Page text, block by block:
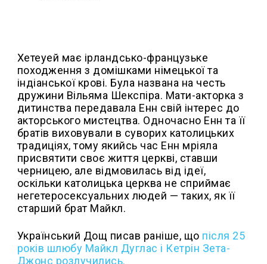
Хетеуей має ірландсько-французьке
походження з домішками німецької та
індіанської крові. Була названа на честь
дружини Вільяма Шекспіра. Мати-акторка з
дитинства передавала Енн свій інтерес до
акторського мистецтва. Одночасно Енн та її
братів виховували в суворих католицьких
традиціях, тому якийсь час Енн мріяла
присвятити своє життя церкві, ставши
черницею, але відмовилась від ідеї,
оскільки католицька церква не сприймає
негетеросексуальних людей — таких, як її
старший брат Майкл.
Український Дощ писав раніше, що після 25
років шлюбу Майкл Дуглас і Кетрін Зета-
Джонс розлучились.